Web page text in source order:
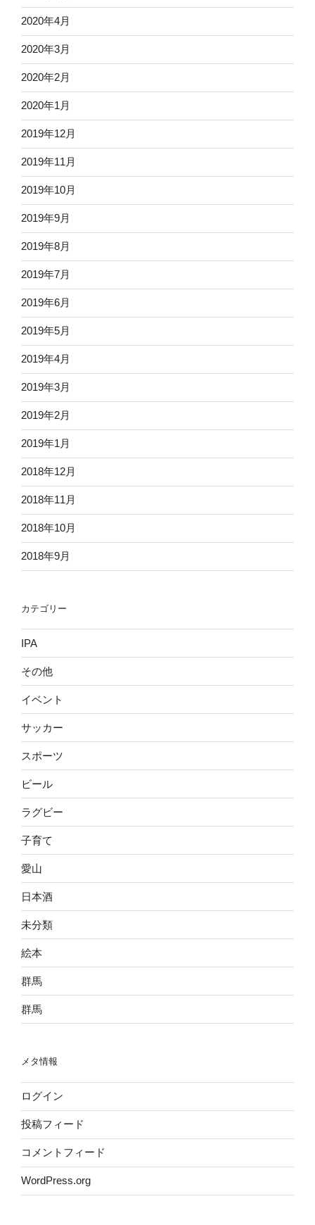
2020年4月
2020年3月
2020年2月
2020年1月
2019年12月
2019年11月
2019年10月
2019年9月
2019年8月
2019年7月
2019年6月
2019年5月
2019年4月
2019年3月
2019年2月
2019年1月
2018年12月
2018年11月
2018年10月
2018年9月
カテゴリー
IPA
その他
イベント
サッカー
スポーツ
ビール
ラグビー
子育て
愛山
日本酒
未分類
絵本
群馬
群馬
メタ情報
ログイン
投稿フィード
コメントフィード
WordPress.org